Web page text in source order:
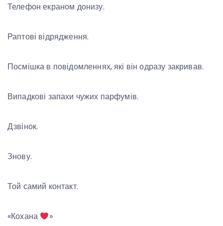
Телефон екраном донизу.
Раптові відрядження.
Посмішка в повідомленнях, які він одразу закривав.
Випадкові запахи чужих парфумів.
Дзвінок.
Знову.
Той самий контакт.
«Кохана »